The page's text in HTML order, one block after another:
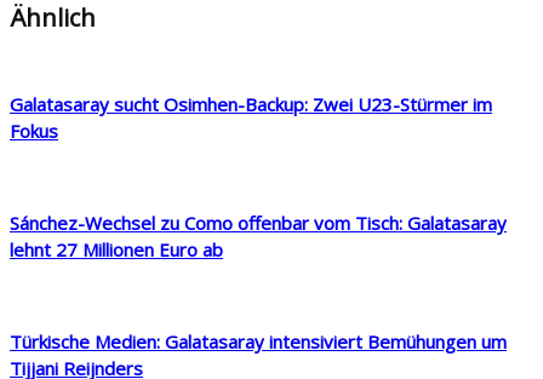
Ähnlich
Galatasaray sucht Osimhen-Backup: Zwei U23-Stürmer im
Fokus
Sánchez-Wechsel zu Como offenbar vom Tisch: Galatasaray
lehnt 27 Millionen Euro ab
Türkische Medien: Galatasaray intensiviert Bemühungen um
Tijjani Reijnders